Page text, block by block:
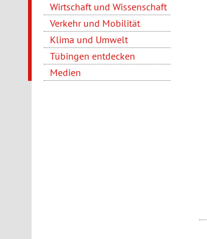
Wirtschaft und Wissenschaft
Verkehr und Mobilität
Klima und Umwelt
Tübingen entdecken
Medien